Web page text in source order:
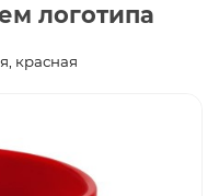
логотипа
красная